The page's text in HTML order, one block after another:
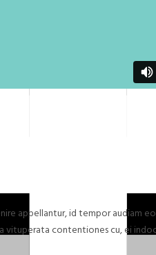
appellantur, id tempor audiam
contentiones cu, ei